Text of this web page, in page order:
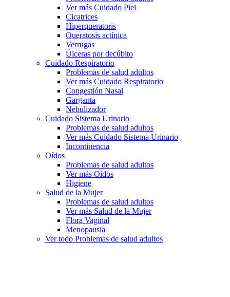
Ver más Cuidado Piel
Cicatrices
Hiperqueratoris
Queratosis actínica
Verrugas
Úlceras por decúbito
Cuidado Respiratorio
Problemas de salud adultos
Ver más Cuidado Respiratorio
Congestión Nasal
Garganta
Nebulizador
Cuidado Sistema Urinario
Problemas de salud adultos
Ver más Cuidado Sistema Urinario
Incontinencia
Oídos
Problemas de salud adultos
Ver más Oídos
Higiene
Salud de la Mujer
Problemas de salud adultos
Ver más Salud de la Mujer
Flora Vaginal
Menopausia
Ver todo Problemas de salud adultos